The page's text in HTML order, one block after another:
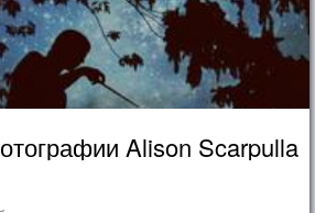
Alison Scarpulla